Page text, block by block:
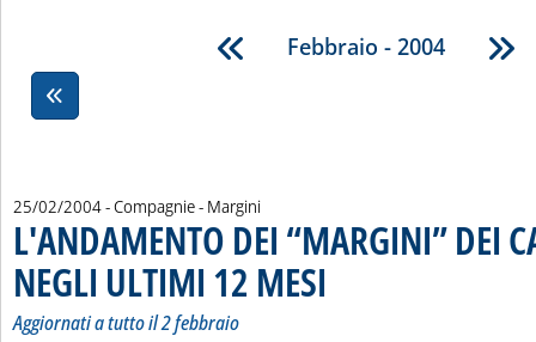
Febbraio - 2004
25/02/2004- Compagnie - Margini
L'ANDAMENTO DEI “MARGINI” DEI
NEGLI ULTIMI 12 MESI
Aggiornati a tutto il 2 febbraio